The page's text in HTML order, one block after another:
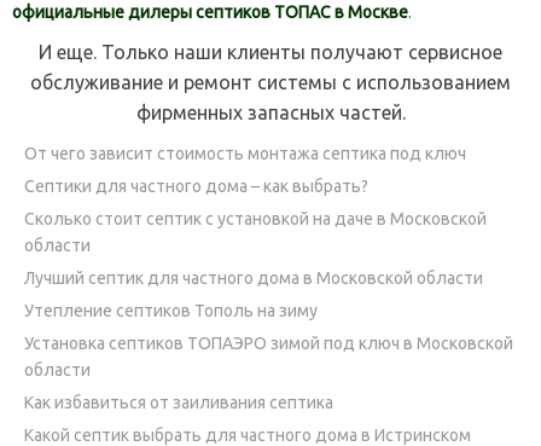
официальные дилеры септиков ТОПАС в Москве.
И еще. Только наши клиенты получают сервисное
обслуживание и ремонт системы с использованием
фирменных запасных частей.
От чего зависит стоимость монтажа септика под ключ
Септики для частного дома – как выбрать?
Сколько стоит септик с установкой на даче в Московской
области
Лучший септик для частного дома в Московской области
Утепление септиков Тополь на зиму
Установка септиков ТОПАЭРО зимой под ключ в Московской
области
Как избавиться от заиливания септика
Какой септик выбрать для частного дома в Истринском